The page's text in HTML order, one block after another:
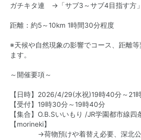
ガチキタ連 →「サブ3～サブ4目指す方」
距離：約5～10km 1時間30分程度
※天候や自然現象の影響でコース、距離
ます。
～開催要項～
【日時】2026/4/29(水祝)19時40分～21
【受付】19時30分～19時40分
【集合】O.B.Sいいもり /JR学園都市線
【morineki】
→荷物預けや着替え必要、深北公